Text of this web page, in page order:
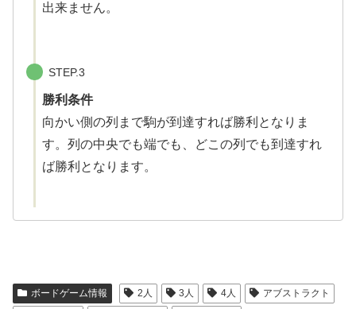
出来ません。
STEP.3
勝利条件
向かい側の列まで駒が到達すれば勝利となりま
す。列の中央でも端でも、どこの列でも到達すれ
ば勝利となります。
ボードゲーム情報 2人 3人 4人
アブストラクト